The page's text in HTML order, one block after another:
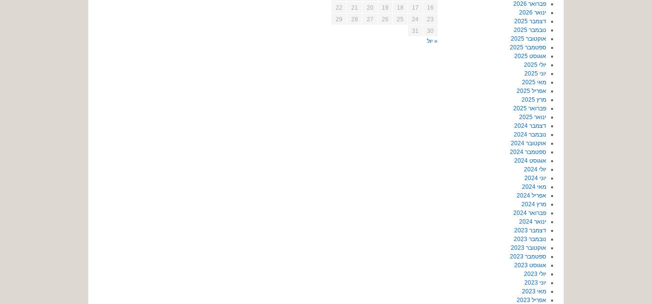
פברואר 2026
ינואר 2026
דצמבר 2025
נובמבר 2025
אוקטובר 2025
ספטמבר 2025
אוגוסט 2025
יולי 2025
יוני 2025
מאי 2025
אפריל 2025
מרץ 2025
פברואר 2025
ינואר 2025
דצמבר 2024
נובמבר 2024
אוקטובר 2024
ספטמבר 2024
אוגוסט 2024
יולי 2024
יוני 2024
מאי 2024
אפריל 2024
מרץ 2024
פברואר 2024
ינואר 2024
דצמבר 2023
נובמבר 2023
אוקטובר 2023
ספטמבר 2023
אוגוסט 2023
יולי 2023
יוני 2023
מאי 2023
אפריל 2023
16
17
18
19
20
21
22
23
24
25
26
27
28
29
30
31
« יול